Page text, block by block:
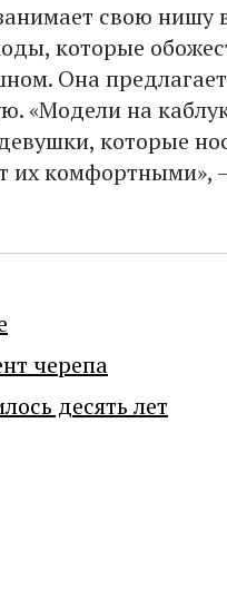
свою нишу
которые
Она
«Модели на
которые
их комфортными»,
черепа
десять лет